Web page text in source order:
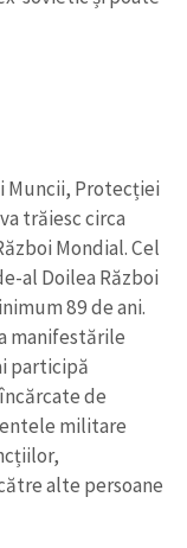
Protecției
trăiesc circa
Mondial. Cel
al Doilea Război
89 de ani.
manifestările
participă
de
militare
alte persoane